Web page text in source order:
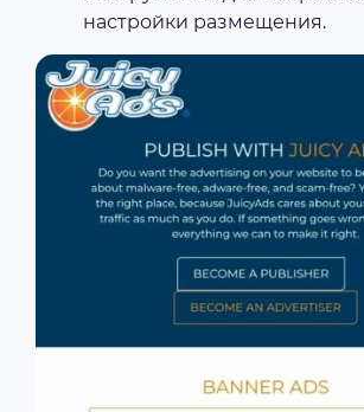
настройки размещения.